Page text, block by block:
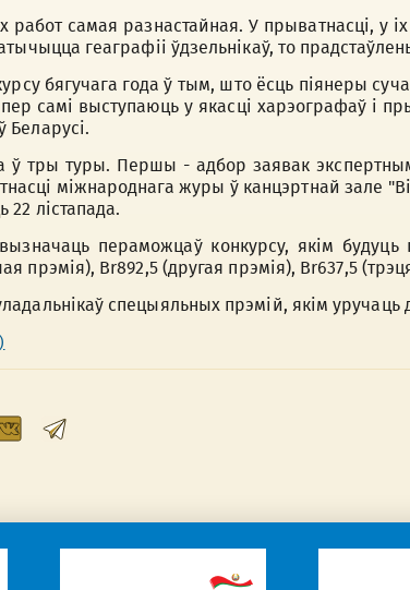
работ самая разнастайная. У прыватнасці,
геаграфіі ўдзельнікаў, то
бягучага года ў тым, што ёсць піянеры
самі выступаюць у якасці харэографаў і
Беларусі.
ў тры туры. Першы - адбор заявак
міжнароднага журы ў канцэртнай зале
лістапада.
пераможцаў конкурсу, якім
прэмія), Br892,5 (другая прэмія), Br637,5
спецыяльных прэмій, якім